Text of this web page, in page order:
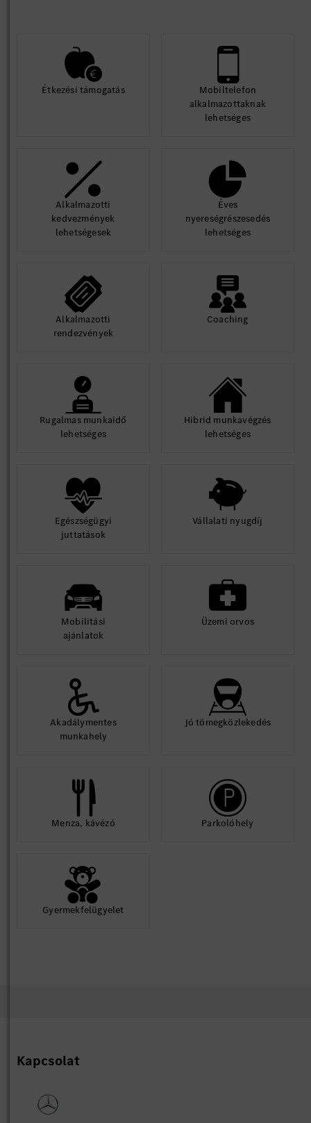
Étkezési támogatás
Mobiltelefon
alkalmazottaknak
lehetséges
Alkalmazotti
kedvezmények
lehetségesek
Éves
nyereségrészesedés
lehetséges
Alkalmazotti
rendezvények
Coaching
Rugalmas munkaidő
lehetséges
Hibrid munkavégzés
lehetséges
Egészségügyi
juttatások
Vállalati nyugdíj
Mobilitási
ajánlatok
Üzemi orvos
Akadálymentes
munkahely
Jó tömegközlekedés
Menza, kávézó Parkolóhely
Gyermekfelügyelet
Kapcsolat